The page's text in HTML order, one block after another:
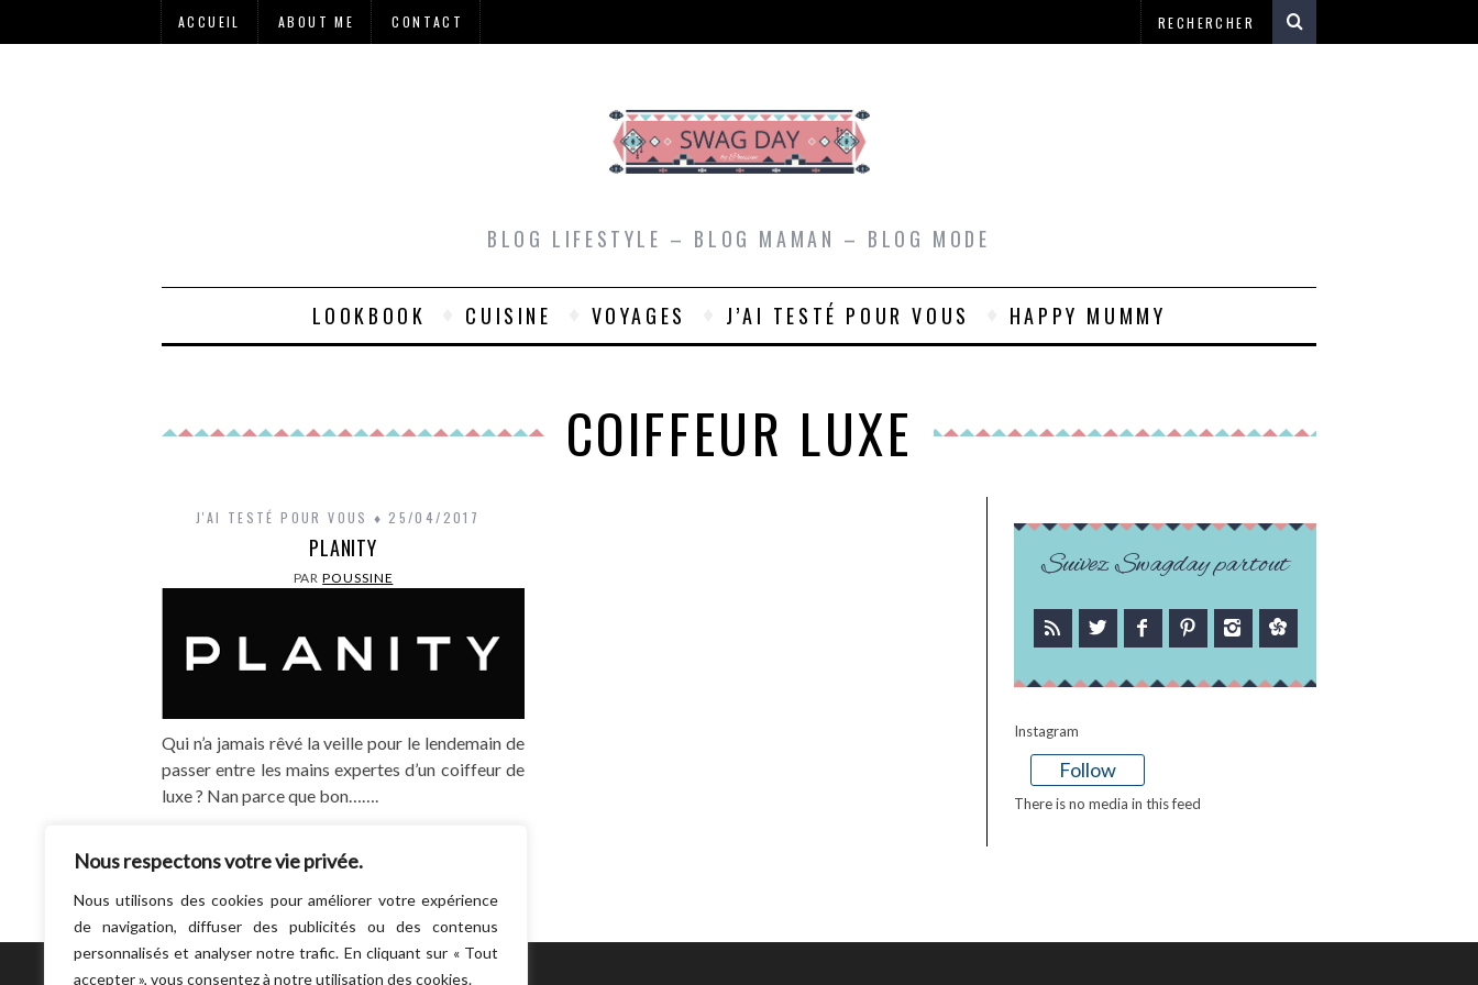
Nous respectons votre vie privée.
Nous utilisons des cookies pour améliorer votre expérience
de navigation, diffuser des publicités ou des contenus
personnalisés et analyser notre trafic. En cliquant sur « Tout
accepter », vous consentez à notre utilisation des cookies.
ACCUEIL ABOUT ME CONTACT
BLOG LIFESTYLE – BLOG MAMAN – BLOG MODE
LOOKBOOK CUISINE VOYAGES J’AI TESTÉ POUR VOUS HAPPY MUMMY
COIFFEUR LUXE
J'AI TESTÉ POUR VOUS 25/04/2017
PLANITY
PARPOUSSINE
Qui n’a jamais rêvé la veille pour le lendemain de
passer entre les mains expertes d’un coiffeur de
luxe ? Nan parce que bon…….
Suivez Swagday partout
Instagram
Follow
There is no media in this feed